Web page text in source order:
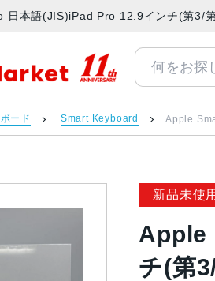
本語(JIS)iPad Pro 12.9インチ(第3/
ード Smart Keyboard Apple
新品未使用
Apple
チ(第